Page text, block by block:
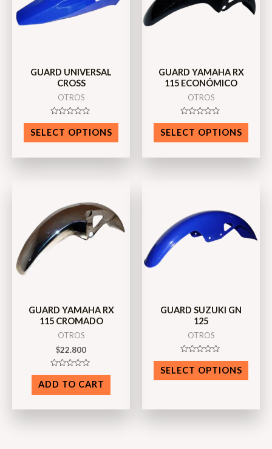
GUARD UNIVERSAL
CROSS
OTROS
Rated
0
out
of
SELECT OPTIONS
GUARD YAMAHA RX
115 ECONÓMICO
OTROS
Rated
0
out
of
SELECT OPTIONS
GUARD YAMAHA RX
115 CROMADO
OTROS
$22.800
Rated
0
out
of
ADD TO CART
GUARD SUZUKI GN
125
OTROS
Rated
0
out
of
SELECT OPTIONS